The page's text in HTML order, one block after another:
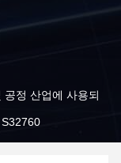
공정 산업에 사용되